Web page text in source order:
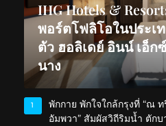
IHG Hotels &
พอร์ตโฟลิโอในประเ
ตัว ฮอลิเดย์ อินน์ เอ็ก
นาง
1
พักกาย พักใจใกล้กรุงที่ “ณ
อัมพวา” สัมผัสวิถีริมน้ำ ตัก